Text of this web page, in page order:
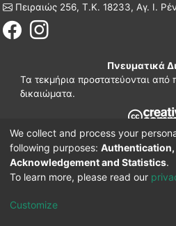
Πειραιώς 256, Τ.Κ. 18233, Αγ. Ι.
Πνευματικά
Τα τεκμήρια προστατεύονται από
δικαιώματα.
210 38 97 109
www.asfa.gr
Πατησίων 42, Τ.Κ. 10682, Αθήνα
DSpace software
We collect and process your
following purposes: Authentication,
Acknowledgement and Statistics.
To learn more, please read our
Customize